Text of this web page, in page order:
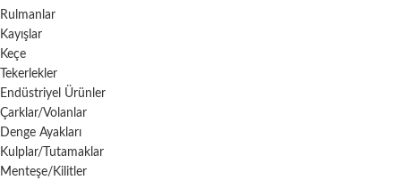
Rulmanlar
Kayışlar
Keçe
Tekerlekler
Endüstriyel Ürünler
Çarklar/Volanlar
Denge Ayakları
Kulplar/Tutamaklar
Menteşe/Kilitler